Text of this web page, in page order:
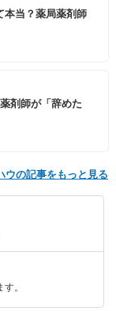
本当？薬局薬剤師
剤師が「辞めた
ウの記事をもっと見る
。